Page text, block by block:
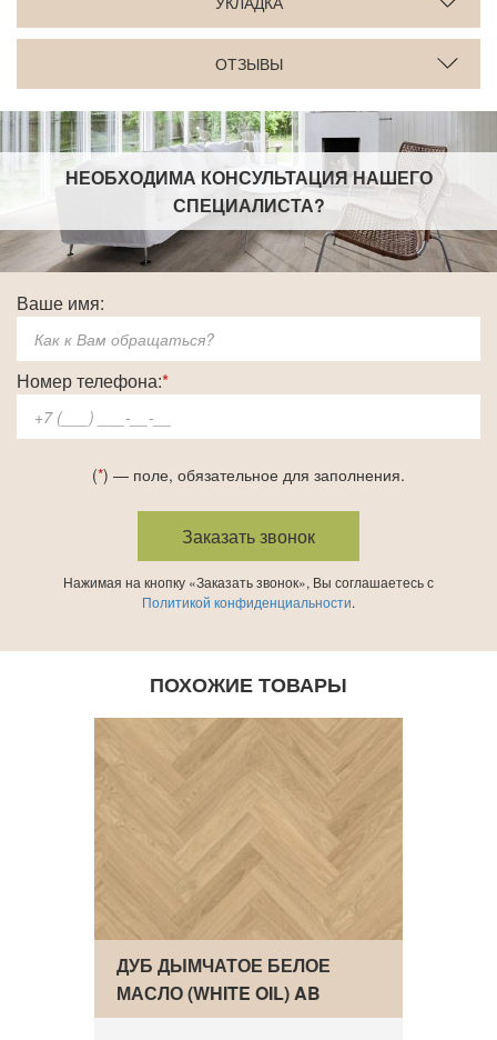
ОТЗЫВЫ
НЕОБХОДИМА КОНСУЛЬТАЦИЯ НАШЕГО
СПЕЦИАЛИСТА?
Ваше имя:
Номер телефона:*
(*) — поле, обязательное для заполнения.
Нажимая на кнопку «Заказать звонок», Вы соглашаетесь с
Политикой конфиденциальности.
ПОХОЖИЕ ТОВАРЫ
ДУБ ДЫМЧАТОЕ БЕЛОЕ
МАСЛО (WHITE OIL) AB